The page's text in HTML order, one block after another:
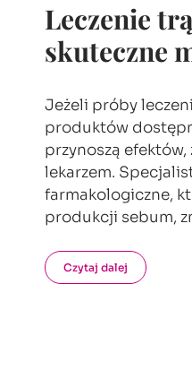
Leczenie
skuteczne
Jeżeli próby
produktów
przynoszą
lekarzem.
farmakologiczne,
produkcji sebum,
Czytaj dalej